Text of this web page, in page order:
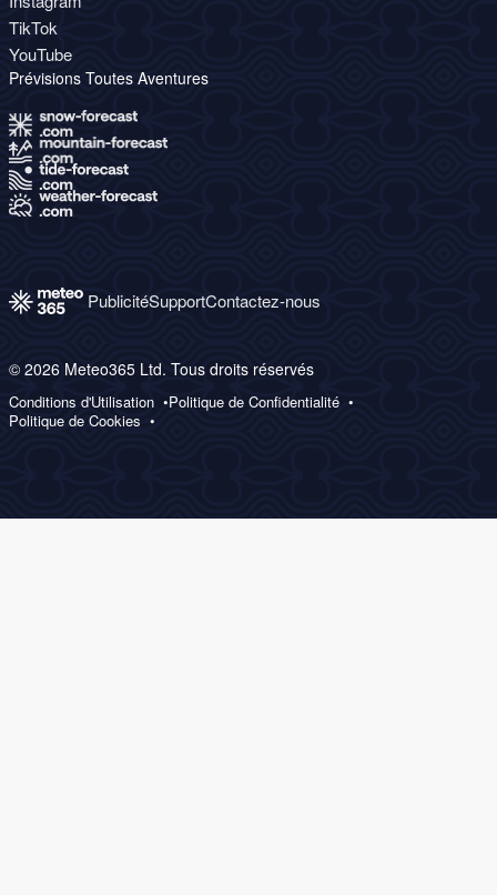
TikTok
YouTube
Prévisions Toutes Aventures
PublicitéSupportContactez-nous
© 2026 Meteo365 Ltd. Tous droits réservés
Conditions d'Utilisation
Politique de Confidentialité
Politique de Cookies